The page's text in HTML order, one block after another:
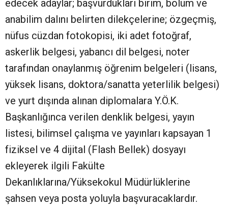
edecek adaylar; başvurdukları birim, bölüm ve
anabilim dalını belirten dilekçelerine; özgeçmiş,
nüfus cüzdan fotokopisi, iki adet fotoğraf,
askerlik belgesi, yabancı dil belgesi, noter
tarafından onaylanmış öğrenim belgeleri (lisans,
yüksek lisans, doktora/sanatta yeterlilik belgesi)
ve yurt dışında alınan diplomalara Y.Ö.K.
Başkanlığınca verilen denklik belgesi, yayın
listesi, bilimsel çalışma ve yayınları kapsayan 1
fiziksel ve 4 dijital (Flash Bellek) dosyayı
ekleyerek ilgili Fakülte
Dekanlıklarına/Yüksekokul Müdürlüklerine
şahsen veya posta yoluyla başvuracaklardır.